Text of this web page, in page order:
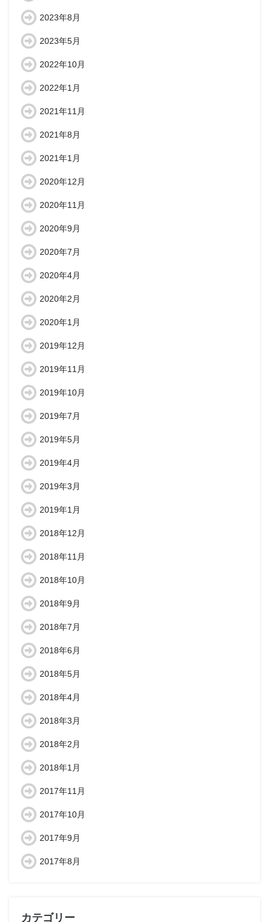
2023年8月
2023年5月
2022年10月
2022年1月
2021年11月
2021年8月
2021年1月
2020年12月
2020年11月
2020年9月
2020年7月
2020年4月
2020年2月
2020年1月
2019年12月
2019年11月
2019年10月
2019年7月
2019年5月
2019年4月
2019年3月
2019年1月
2018年12月
2018年11月
2018年10月
2018年9月
2018年7月
2018年6月
2018年5月
2018年4月
2018年3月
2018年2月
2018年1月
2017年11月
2017年10月
2017年9月
2017年8月
カテゴリー